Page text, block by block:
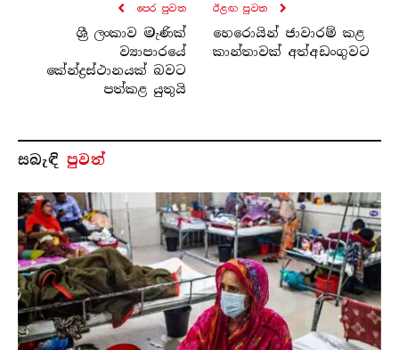
පෙර පුව​ත
ශ්‍රී ලංකාව මැණික්
ව්‍යාපාරයේ
කේන්ද්‍රස්ථානයක් බවට
පත්කළ යුතුයි
ඊළඟ පුව​ත
හෙරොයින් ජාවාරම් කළ
කාන්තාවක් අත්අඩංගුවට
සබැ​ඳි පුවත්